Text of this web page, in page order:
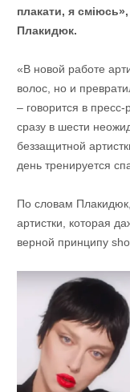
плакати, я
Плакидюк.
«В новой работе
волос, но и
– говорится в
сразу в шести
беззащитной
день тренируется
По словам
артистки, которая
верной принципу